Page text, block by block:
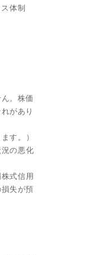
体制
。株価
があり
す。）
の悪化
式信用
失が預